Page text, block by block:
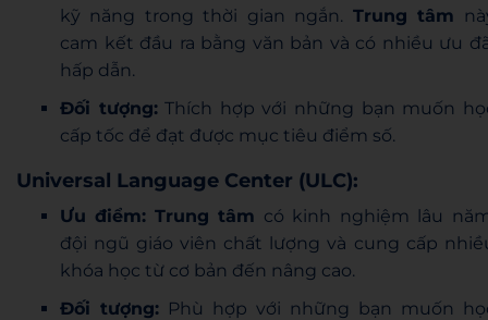
kỹ năng trong thời gian ngắn. Trung tâm
cam kết đầu ra bằng văn bản và có nhiều ưu
hấp dẫn.
Đối tượng:Thích hợp với những bạn muốn
cấp tốc để đạt được mục tiêu điểm số.
Universal Language Center (ULC):
Ưu điểm: Trung tâm có kinh nghiệm lâu
đội ngũ giáo viên chất lượng và cung cấp
khóa học từ cơ bản đến nâng cao.
Đối tượng:Phù hợp với những bạn muốn